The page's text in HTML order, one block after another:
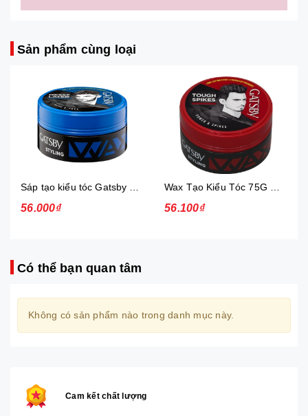
Sản phẩm cùng loại
56.000₫ 56.100₫
Có thể bạn quan tâm
Không có sản phẩm nào trong danh mục này.
Cam kết chất lượng